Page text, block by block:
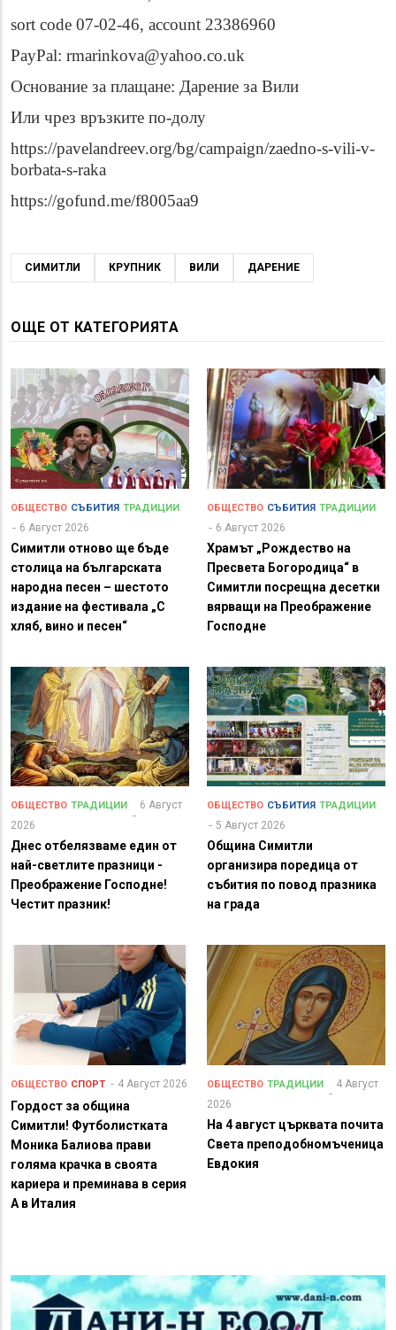
sort code 07-02-46, account 23386960
PayPal: rmarinkova@yahoo.co.uk
Основание за плащане: Дарение за Вили
Или чрез връзките по-долу
https://pavelandreev.org/bg/campaign/zaedno-s-vili-v-
borbata-s-raka
https://gofund.me/f8005aa9
СИМИТЛИ КРУПНИК ВИЛИ ДАРЕНИЕ
ОЩЕ ОТ КАТЕГОРИЯТА
ОБЩЕСТВО СЪБИТИЯ ТРАДИЦИИ
6 Август 2026
Симитли отново ще бъде
столица на българската
народна песен – шестото
издание на фестивала „С
хляб, вино и песен“
ОБЩЕСТВО СЪБИТИЯ ТРАДИЦИИ
6 Август 2026
Храмът „Рождество на
Пресвета Богородица“ в
Симитли посрещна десетки
вярващи на Преображение
Господне
ОБЩЕСТВО ТРАДИЦИИ
6 Август
2026
Днес отбелязваме един от
най-светлите празници -
Преображение Господне!
Честит празник!
ОБЩЕСТВО СЪБИТИЯ ТРАДИЦИИ
5 Август 2026
Община Симитли
организира поредица от
събития по повод празника
на града
ОБЩЕСТВО СПОРТ 4 Август 2026
Гордост за община
Симитли! Футболистката
Моника Балиова прави
голяма крачка в своята
кариера и преминава в серия
А в Италия
ОБЩЕСТВО ТРАДИЦИИ
4 Август
2026
На 4 август църквата почита
Света преподобномъченица
Евдокия